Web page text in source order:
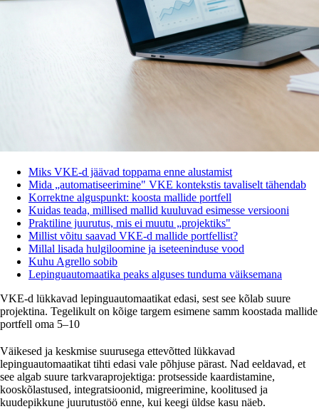
Miks VKE-d jäävad toppama enne alustamist
Mida „automatiseerimine" VKE kontekstis tavaliselt tähendab
Korrektne alguspunkt: koosta mallide portfell
Kuidas teada, millised mallid kuuluvad esimesse versiooni
Praktiline juurutus, mis ei muutu „projektiks"
Millist võitu saavad VKE-d mallide portfellist?
Millal lisada hulgiloomine ja iseteeninduse vood
Kuhu Agrello sobib
Lepinguautomaatika peaks alguses tunduma väiksemana
VKE-d lükkavad lepinguautomaatikat edasi, sest see kõlab suure
projektina. Tegelikult on kõige targem esimene samm koostada mallide
portfell oma 5–10
Väikesed ja keskmise suurusega ettevõtted lükkavad
lepinguautomaatikat tihti edasi vale põhjuse pärast. Nad eeldavad, et
see algab suure tarkvaraprojektiga: protsesside kaardistamine,
kooskõlastused, integratsioonid, migreerimine, koolitused ja
kuudepikkune juurutustöö enne, kui keegi üldse kasu näeb.